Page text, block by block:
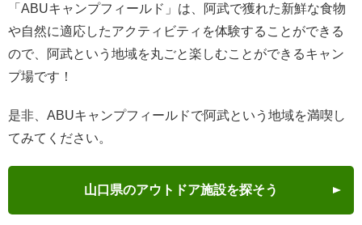
「ABUキャンプフィールド」は、阿武で獲れた新鮮な食物
や自然に適応したアクティビティを体験することができる
ので、阿武という地域を丸ごと楽しむことができるキャン
プ場です！
是非、ABUキャンプフィールドで阿武という地域を満喫し
てみてください。
山口県のアウトドア施設を探そう